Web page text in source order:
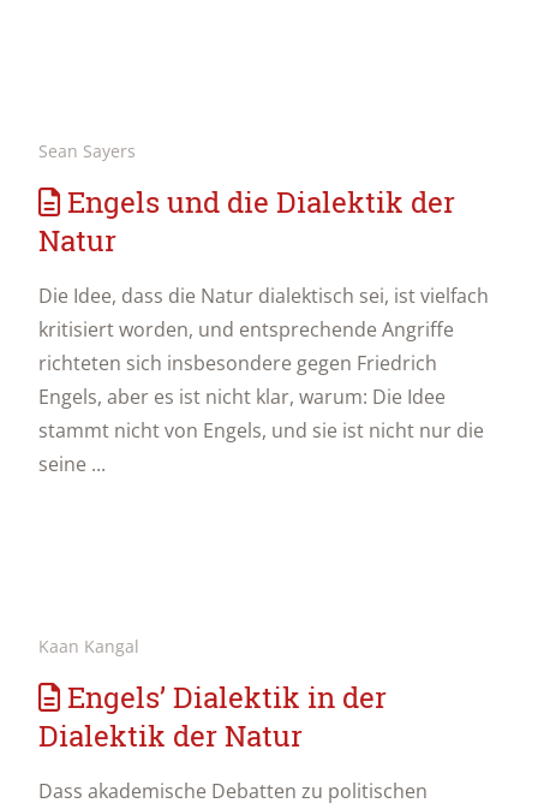
Sean Sayers
Engels und die Dialektik der
Natur
Die Idee, dass die Natur dialektisch sei, ist vielfach
kritisiert worden, und entsprechende Angriffe
richteten sich insbesondere gegen Friedrich
Engels, aber es ist nicht klar, warum: Die Idee
stammt nicht von Engels, und sie ist nicht nur die
seine ...
Kaan Kangal
Engels’ Dialektik in der
Dialektik der Natur
Dass akademische Debatten zu politischen